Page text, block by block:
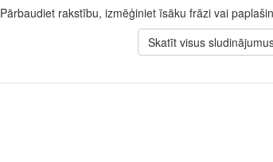
Pārbaudiet rakstību, izmēģiniet īsāku frāzi vai
Skatīt visus